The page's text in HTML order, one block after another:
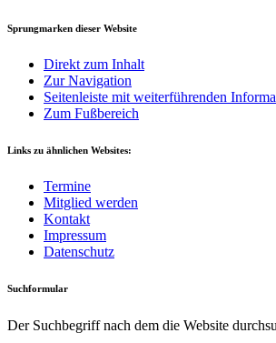
Sprungmarken dieser Website
Direkt zum Inhalt
Zur Navigation
Seitenleiste mit weiterführenden
Zum Fußbereich
Links zu ähnlichen Websites:
Termine
Mitglied werden
Kontakt
Impressum
Datenschutz
Suchformular
Der Suchbegriff nach dem die Website